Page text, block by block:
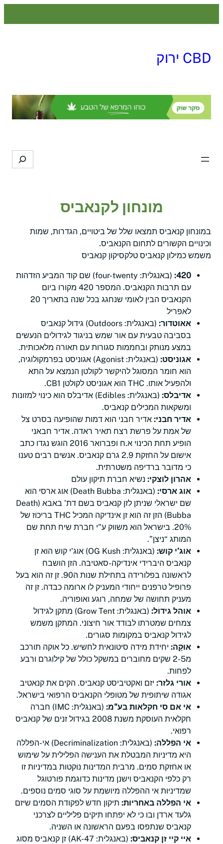
CBD ירוק
Search
מונחון לקנאביס
במונחון קנאביס תמצאו שלל של ביטויים, הגדרות, שמות
וכינויים הקשורים לתחום הקנאביס.
משמש כמילון קנאביס טלקסיקון קנאביס
420:
(באנגלית: four-twenty) שם קוד המביע הזדהות
עם תרבות הקנאביס. המספר 420 מקורו ביום
הקנאביס הבין לאומי שנחגג בכל שנה בתאריך 20
לאפריל
אאוטדור:
(באנגלית: Outdoors) גידול קנאביס
בסביבה טבעית עם אור שמש בניגוד לגידולים הנעשים
במצע מנותק ובחממות סגורות עם תאורה מלאכותית.
אגוניסט:
(באנגלית: Agonist) אגוניסט בפרמקולוגיה,
הוא חומר המסוגל להיקשר לקולטן הנמצא על התא
ולהפעיל אותו. THC הוא אגוניסט לקולטן CB1.
אדיבלס:
(באנגלית: Edibles) אדיבלס הוא כינוי למזונות
ומשקאות המכילים קנאביס.
אדיר חבני: אדיר חבני הוא דמות שהופיעה בסרט צל
של אמת על פרשת רצח תאיר ראדה. אדיר חבאני
הופיע תחת הכינוי א.ח ופברואר 2016 הוגש נגדו כתב
אישום על החזקת 2.9 גרם קנאביס. אנשים רבים טענו
כי מדובר ברדיפה משטרתית.
אהרון לוצקי: נשיא חברת תיקון עולם
אוג ארסי:
(באנגלית: Death Bubba) אוג ארסי הוא
שם ישראלי שניתן לזן קנאביס בשם דת’ באבא (Death
Bubba) הזן זה הוא זן אינדיקה המכיל THC בריכוז של
20%. בישראל הוא משווק ע"י חברת שיח תחת שם
המותג “ניצן”.
אוג’י קוש:
(באנגלית: OG Kush) אוג’י קוש הוא זן
קנאביס היברידי אינדיקה-סאטיבה. הזן הושבח
לראשונה בפלורידה בתחילת שנות ה90. זן זה הוא בעל
פרופיל טרפנים ייחודי המעניק לו ארומה כבדה. זן זה
מעניק תחושה של שמחה, רוגע ואופוריה.
אוהל גידול:
(באנגלית: Grow Tent) מתקן לגידול
צמחים שמטרתו לבודד אור חיצוני. המתקן משמש
לגידול קנאביס במקומות סגורים.
אוּקָה: יחידת מידה סיטונאית לחשיש. כל אוקה תורכב
מ2-5 שקים מחוברים במשקל כולל של קילוגרם ורבע
לפחות.
אורי גלזר: יזם ואקטיביסט קנאביס. הקים את קנאטיב
אגודה שיתופית של מטופלי הקנאביס הרפואי בישראל.
אי אם סי חקלאות בע"מ:
(באנגלית: IMC) חברה
חקלאית העוסקת משנת 2008 בגידול זנים של קנאביס
רפואי.
אי הפללה:
(באנגלית: Decriminalization) אי-הפללה
היא מדיניות המבטלת את הענישה הפלילית על שימוש
או אחזקת סמים. מרבית המדינות נוקטות במדיניות זו
רק כלפי הקנאביס וישנן מדינות כדוגמת פורטוגל
שמדיניות אי ההפללה מיושמת על סוגי סמים נוספים.
אי הפללה באחריות: תיקון חדש לפקודת הסמים שיזם
גלעד ארדן ובו כי לא יפתחו תיקים פליליים לצרכני
קנאביס שנתפסו בפעם הראשונה או השניה.
איי קיי זן קנאביס:
(באנגלית: AK-47) זן קנאביס מסוג